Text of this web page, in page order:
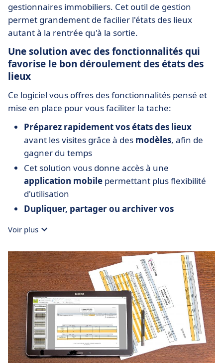
gestionnaires immobiliers. Cet outil de gestion
permet grandement de facilier l'états des lieux
autant à la rentrée qu'à la sortie.
Une solution avec des fonctionnalités qui
favorise le bon déroulement des états des
lieux
Ce logiciel vous offres des fonctionnalités pensé et
mise en place pour vous faciliter la tache:
Préparez rapidement vos états des lieux
avant les visites grâce à des modèles, afin de
gagner du temps
Cet solution vous donne accès à une
application mobile permettant plus flexibilité
d'utilisation
Dupliquer, partager ou archiver vos
EdlSoft dispose d’un module "travaux"
permettant d’éditer :
Un récapitulatif de l’ensemble des
réparations à prévoir.
Ce document édité en PDF, est classé par
corps de métier (demande d’intervention,
ordre de service)
Une estimation chiffrée de ces travaux.
(Base de prix entièrement paramétrable)
Voir plus